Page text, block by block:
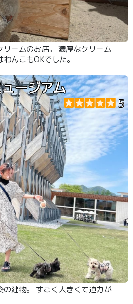
リームのお店。 濃厚なクリーム
んこもOKでした。
ージアム
5
の建物。 すごく大きくて迫力が